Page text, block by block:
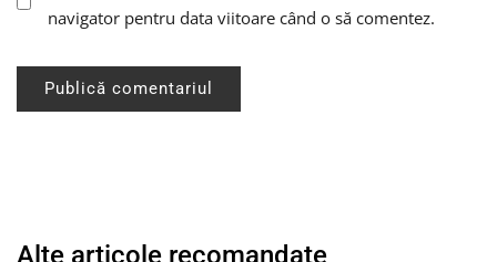
navigator pentru data viitoare când o să comentez.
Alte articole recomandate